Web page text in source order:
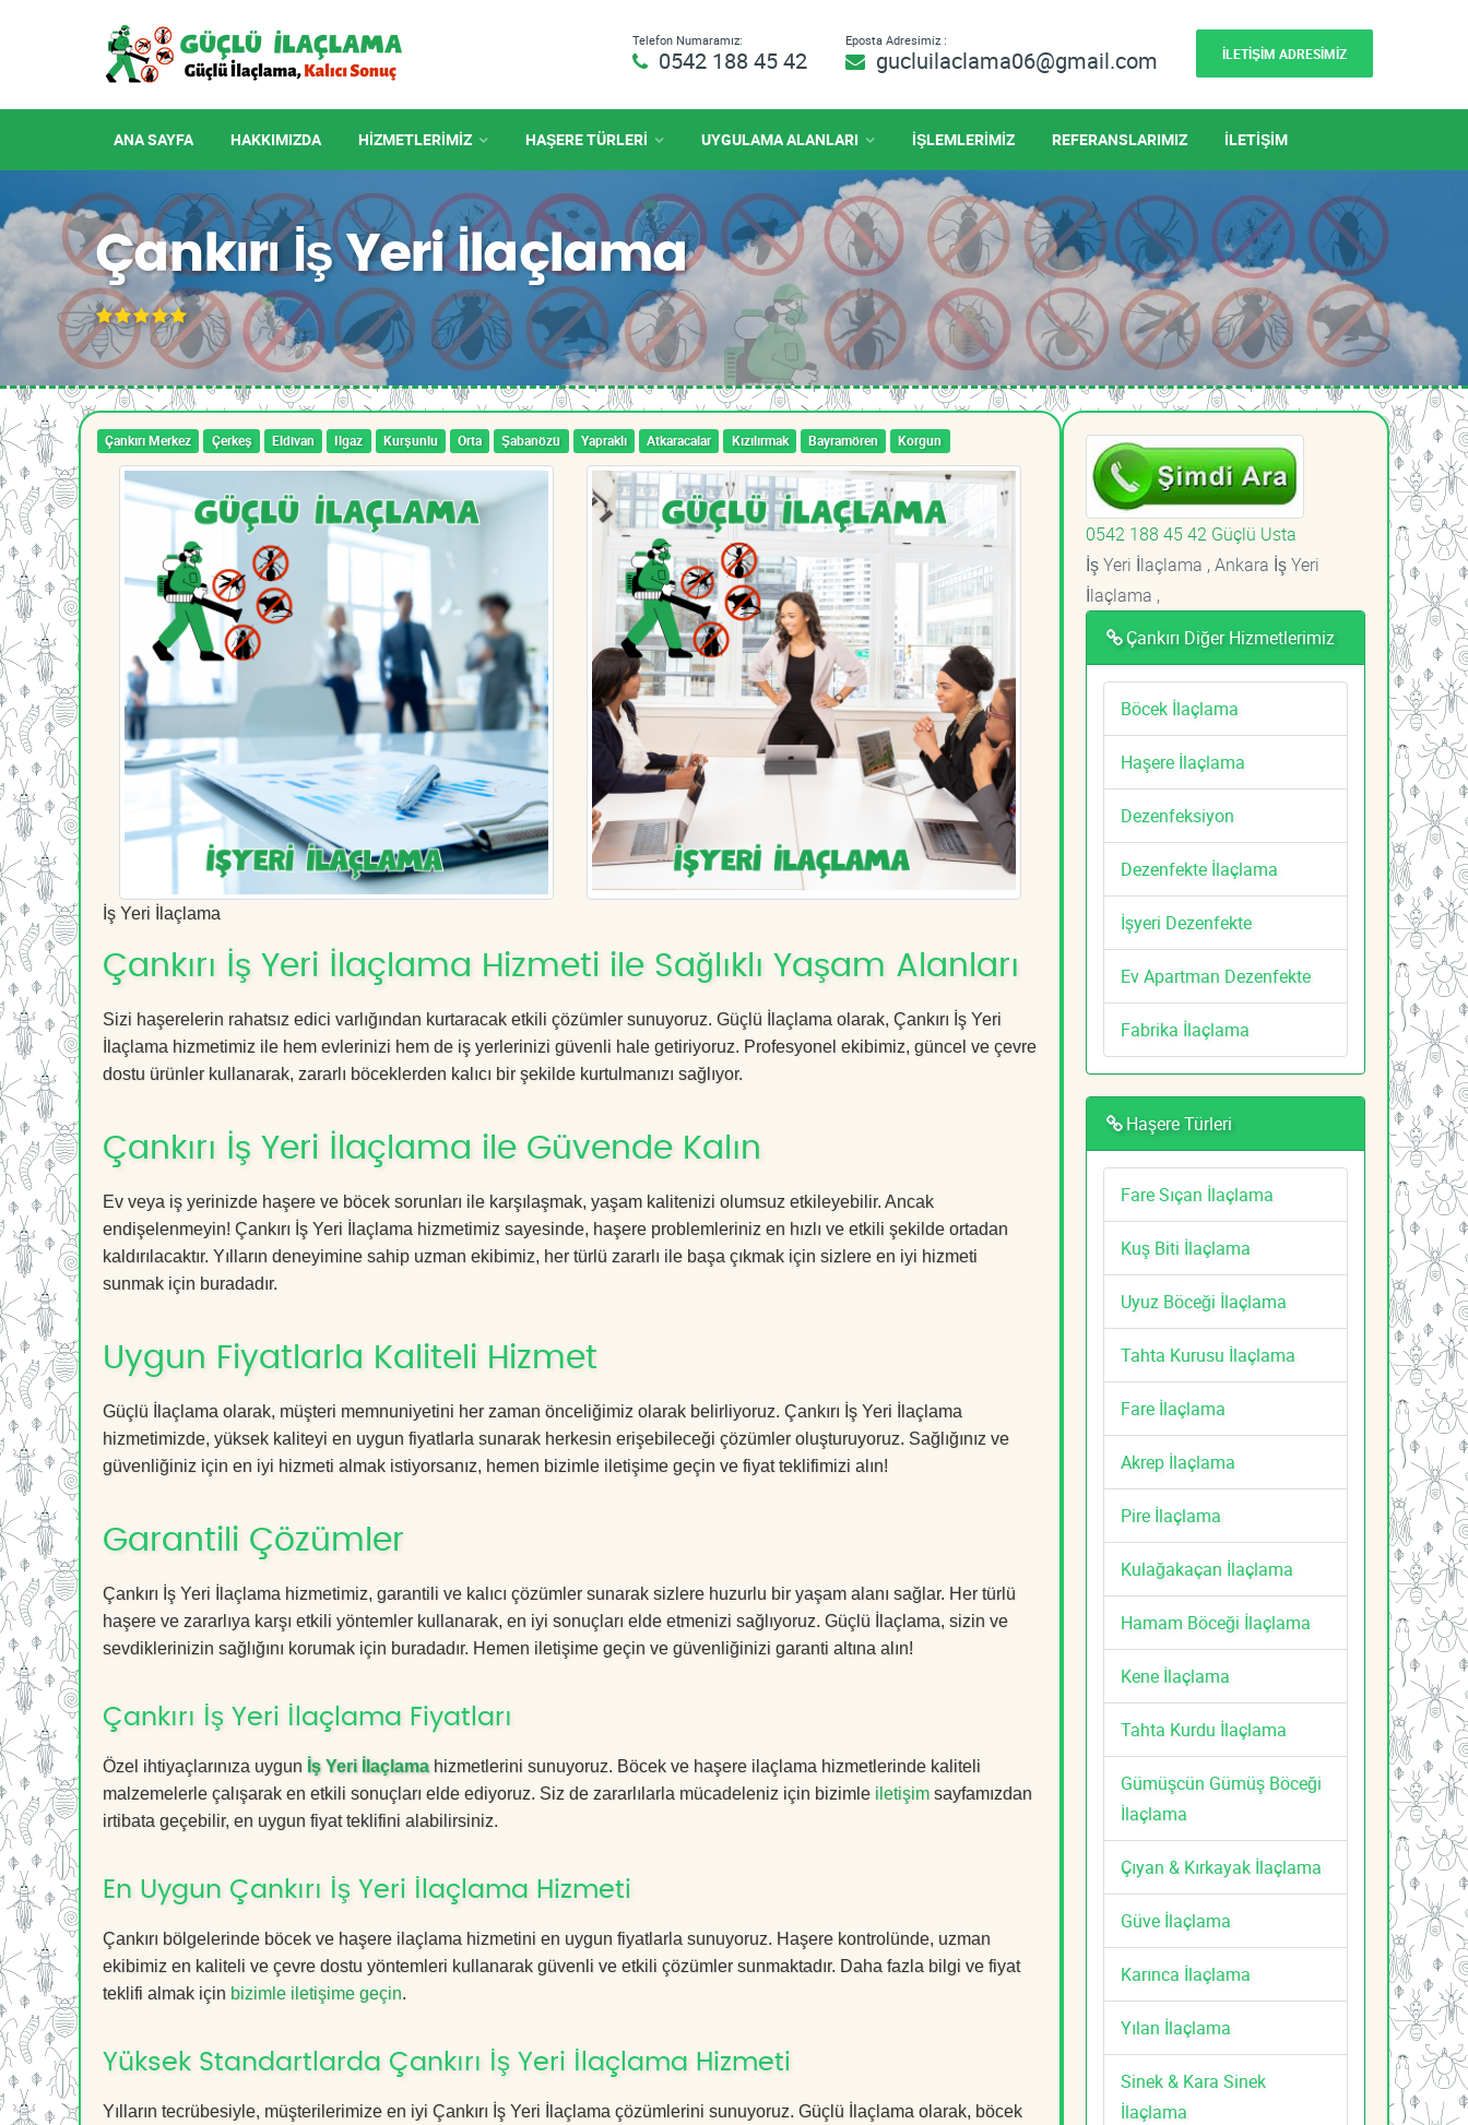
Telefon Numaramız:
0542 188 45 42
Eposta Adresimiz :
gucluilaclama06@gmail.com İLETİŞİM ADRESİMİZ
ANA SAYFA HAKKIMIZDA HIZMETLERIMIZ HAŞERE TÜRLERİ UYGULAMA ALANLARI İŞLEMLERİMİZ REFERANSLARIMIZ İLETİŞİM
Çankırı İş Yeri İlaçlama
Çankırı Merkez Çerkeş Eldivan Ilgaz Kurşunlu Orta Şabanözü Yapraklı Atkaracalar Kızılırmak Bayramören Korgun
İş Yeri İlaçlama
Çankırı İş Yeri İlaçlama Hizmeti ile Sağlıklı Yaşam Alanları
Sizi haşerelerin rahatsız edici varlığından kurtaracak etkili çözümler sunuyoruz. Güçlü İlaçlama olarak, Çankırı İş Yeri
İlaçlama hizmetimiz ile hem evlerinizi hem de iş yerlerinizi güvenli hale getiriyoruz. Profesyonel ekibimiz, güncel ve çevre
dostu ürünler kullanarak, zararlı böceklerden kalıcı bir şekilde kurtulmanızı sağlıyor.
Çankırı İş Yeri İlaçlama ile Güvende Kalın
Ev veya iş yerinizde haşere ve böcek sorunları ile karşılaşmak, yaşam kalitenizi olumsuz etkileyebilir. Ancak
endişelenmeyin! Çankırı İş Yeri İlaçlama hizmetimiz sayesinde, haşere problemleriniz en hızlı ve etkili şekilde ortadan
kaldırılacaktır. Yılların deneyimine sahip uzman ekibimiz, her türlü zararlı ile başa çıkmak için sizlere en iyi hizmeti
sunmak için buradadır.
Uygun Fiyatlarla Kaliteli Hizmet
Güçlü İlaçlama olarak, müşteri memnuniyetini her zaman önceliğimiz olarak belirliyoruz. Çankırı İş Yeri İlaçlama
hizmetimizde, yüksek kaliteyi en uygun fiyatlarla sunarak herkesin erişebileceği çözümler oluşturuyoruz. Sağlığınız ve
güvenliğiniz için en iyi hizmeti almak istiyorsanız, hemen bizimle iletişime geçin ve fiyat teklifimizi alın!
Garantili Çözümler
Çankırı İş Yeri İlaçlama hizmetimiz, garantili ve kalıcı çözümler sunarak sizlere huzurlu bir yaşam alanı sağlar. Her türlü
haşere ve zararlıya karşı etkili yöntemler kullanarak, en iyi sonuçları elde etmenizi sağlıyoruz. Güçlü İlaçlama, sizin ve
sevdiklerinizin sağlığını korumak için buradadır. Hemen iletişime geçin ve güvenliğinizi garanti altına alın!
Çankırı İş Yeri İlaçlama Fiyatları
Özel ihtiyaçlarınıza uygun İş Yeri İlaçlamahizmetlerini sunuyoruz. Böcek ve haşere ilaçlama hizmetlerinde kaliteli
malzemelerle çalışarak en etkili sonuçları elde ediyoruz. Siz de zararlılarla mücadeleniz için bizimle iletişim sayfamızdan
irtibata geçebilir, en uygun fiyat teklifini alabilirsiniz.
En Uygun Çankırı İş Yeri İlaçlama Hizmeti
Çankırı bölgelerinde böcek ve haşere ilaçlama hizmetini en uygun fiyatlarla sunuyoruz. Haşere kontrolünde, uzman
ekibimiz en kaliteli ve çevre dostu yöntemleri kullanarak güvenli ve etkili çözümler sunmaktadır. Daha fazla bilgi ve fiyat
teklifi almak için bizimle iletişime geçin.
Yüksek Standartlarda Çankırı İş Yeri İlaçlama Hizmeti
Yılların tecrübesiyle, müşterilerimize en iyi Çankırı İş Yeri İlaçlama çözümlerini sunuyoruz. Güçlü İlaçlama olarak, böcek
0542 188 45 42 Güçlü Usta
İş Yeri İlaçlama , Ankara İş Yeri
İlaçlama ,
Çankırı Diğer Hizmetlerimiz
Böcek İlaçlama
Haşere İlaçlama
Dezenfeksiyon
Dezenfekte İlaçlama
İşyeri Dezenfekte
Ev Apartman Dezenfekte
Fabrika İlaçlama
Haşere Türleri
Fare Sıçan İlaçlama
Kuş Biti İlaçlama
Uyuz Böceği İlaçlama
Tahta Kurusu İlaçlama
Fare İlaçlama
Akrep İlaçlama
Pire İlaçlama
Kulağakaçan İlaçlama
Hamam Böceği İlaçlama
Kene İlaçlama
Tahta Kurdu İlaçlama
Gümüşcün Gümüş Böceği
İlaçlama
Çıyan & Kırkayak İlaçlama
Güve İlaçlama
Karınca İlaçlama
Yılan İlaçlama
Sinek & Kara Sinek
İlaçlama